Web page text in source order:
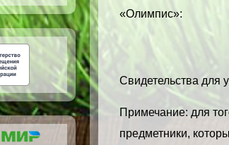
«Олимпис»:
Свидетельства для
Примечание: для
предметники,